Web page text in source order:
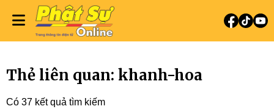
Thẻ liên quan: khanh-hoa
Có 37 kết quả tìm kiếm